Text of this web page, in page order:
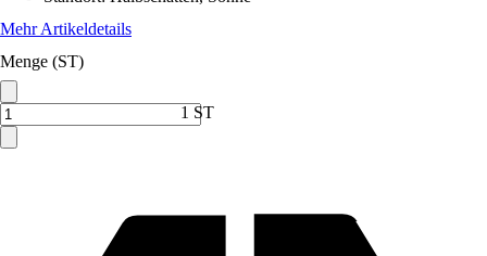
Mehr Artikeldetails
Menge (ST)
1 ST